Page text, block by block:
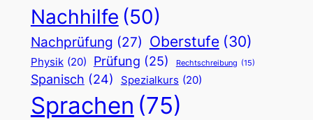
Nachhilfe (50)
Nachprüfung (27) Oberstufe (30)
Physik (20) Prüfung (25) Rechtschreibung (15)
Spanisch (24) Spezialkurs (20)
Sprachen (75)